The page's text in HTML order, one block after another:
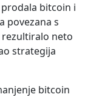
bitcoin i
povezana s
neto
strategija
bitcoin